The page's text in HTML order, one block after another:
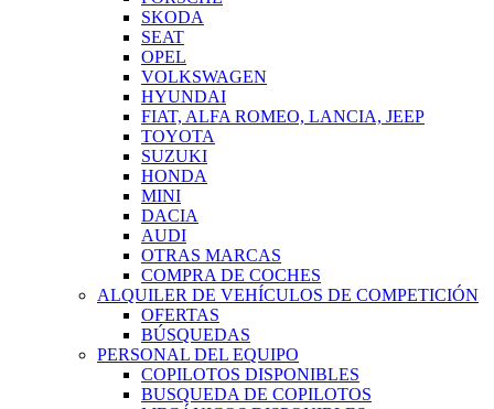
SKODA
SEAT
OPEL
VOLKSWAGEN
HYUNDAI
FIAT, ALFA ROMEO, LANCIA, JEEP
TOYOTA
SUZUKI
HONDA
MINI
DACIA
AUDI
OTRAS MARCAS
COMPRA DE COCHES
ALQUILER DE VEHÍCULOS DE COMPETICIÓN
OFERTAS
BÚSQUEDAS
PERSONAL DEL EQUIPO
COPILOTOS DISPONIBLES
BUSQUEDA DE COPILOTOS